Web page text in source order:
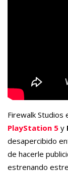
Firewalk Studios
PlayStation 5 y
desapercibido
de hacerle
estrenando